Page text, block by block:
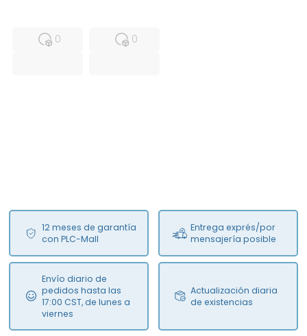
0
0
12 meses de garantía
con PLC-Mall
Entrega exprés/por
mensajería posible
Envío diario de
pedidos hasta las
17:00 CST, de lunes a
viernes
Actualización diaria
de existencias